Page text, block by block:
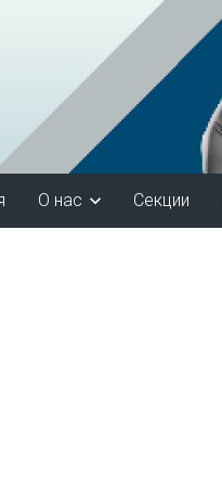
О нас Секции